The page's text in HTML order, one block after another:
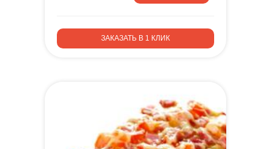
ЗАКАЗАТЬ В 1 КЛИК